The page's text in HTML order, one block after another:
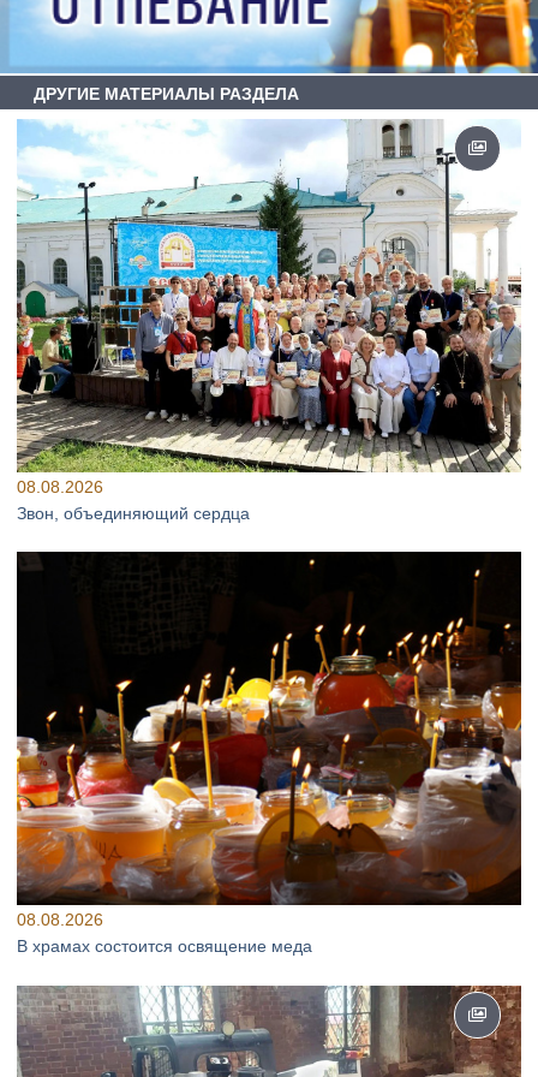
ДРУГИЕ МАТЕРИАЛЫ РАЗДЕЛА
08.08.2026
Звон, объединяющий сердца
08.08.2026
В храмах состоится освящение меда